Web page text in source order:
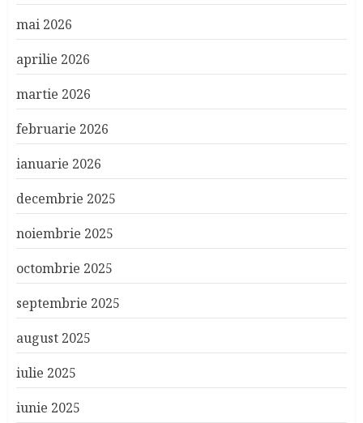
mai 2026
aprilie 2026
martie 2026
februarie 2026
ianuarie 2026
decembrie 2025
noiembrie 2025
octombrie 2025
septembrie 2025
august 2025
iulie 2025
iunie 2025